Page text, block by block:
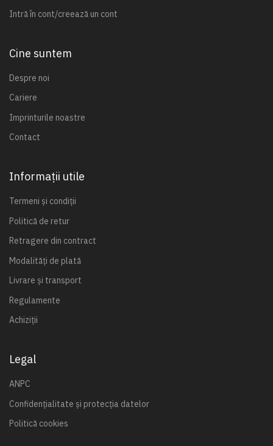
Intră în cont/creează un cont
Cine suntem
Despre noi
Cariere
Imprinturile noastre
Contact
Informații utile
Termeni și condiții
Politică de retur
Retragere din contract
Modalități de plată
Livrare și transport
Regulamente
Achiziții
Legal
ANPC
Confidențialitate și protecția datelor
Politică cookies